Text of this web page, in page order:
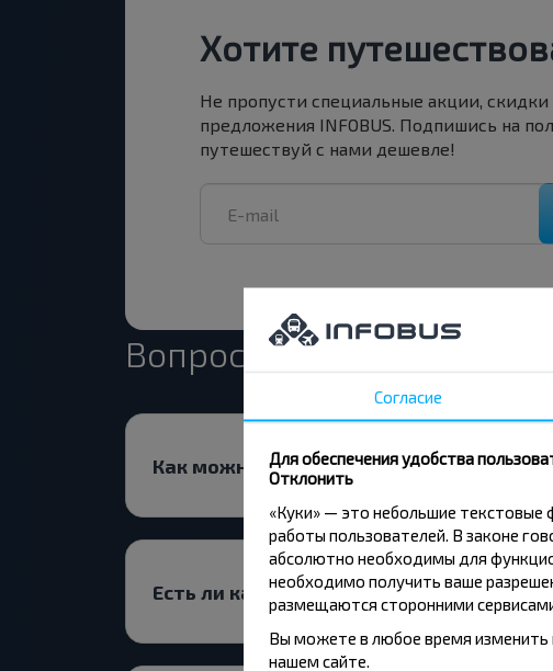
Хотите
Не пропусти специальные акции,
предложения INFOBUS. Подпишись на
путешествуй с нами дешевле!
Вопрос - Ответ
Как можно забронировать билет на
Есть ли какие-то ограничения на
Согласие
Для обеспечения удобства
Отклонить
«Куки» — это небольшие
работы пользователей. В законе
абсолютно необходимы для
необходимо получить ваше
размещаются сторонними
Вы можете в любое время изменить
нашем сайте.